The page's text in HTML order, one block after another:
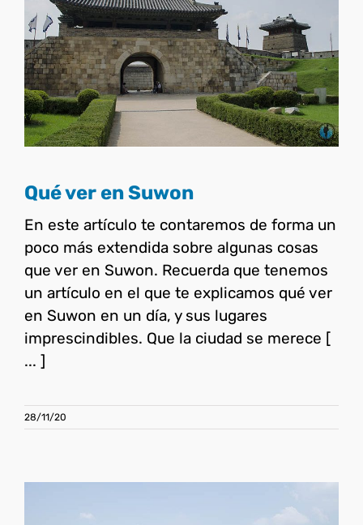
Qué ver en Suwon
Corea del Sur
Qué ver en Suwon
En este artículo te contaremos de forma un
poco más extendida sobre algunas cosas
que ver en Suwon. Recuerda que tenemos
un artículo en el que te explicamos qué ver
en Suwon en un día, y sus lugares
imprescindibles. Que la ciudad se merece [
... ]
28/11/20